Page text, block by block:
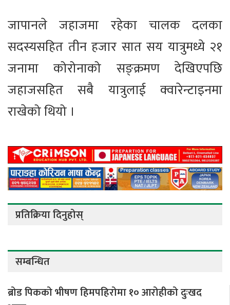
जापानले जहाजमा रहेका चालक दलका
सदस्यसहित तीन हजार सात सय यात्रुमध्ये २१
जनामा कोरोनाको सङ्क्रमण देखिएपछि
जहाजसहित सबै यात्रुलाई क्वारेन्टाइनमा
राखेको थियो ।
प्रतिक्रिया दिनुहोस्
सम्बन्धित
ब्रोड पिकको भीषण हिमपहिरोमा १० आरोहीको दुःखद